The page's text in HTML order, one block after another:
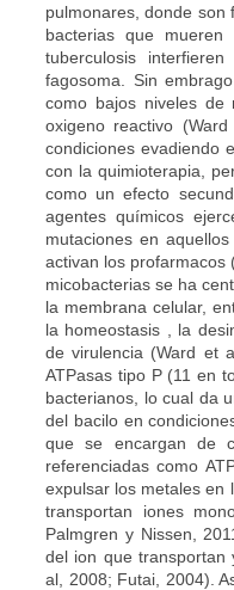
pulmonares, donde son
bacterias que
tuberculosis
fagosoma. Sin
como bajos niveles de
oxigeno reactivo
condiciones evadiendo
con la quimioterapia,
como un efecto
agentes químicos
mutaciones en
activan los profarmacos
micobacterias se ha
la membrana celular,
la homeostasis , la
de virulencia (Ward et
ATPasas tipo P (11 en
bacterianos, lo cual da
del bacilo en
que se encargan de
referenciadas como
expulsar los metales en
transportan iones
Palmgren y Nissen,
del ion que transportan
al, 2008; Futai, 2004).